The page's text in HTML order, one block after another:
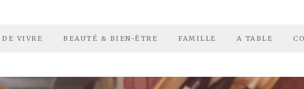
DE VIVRE BEAUTÉ & BIEN-ÊTRE FAMILLE A TABLE